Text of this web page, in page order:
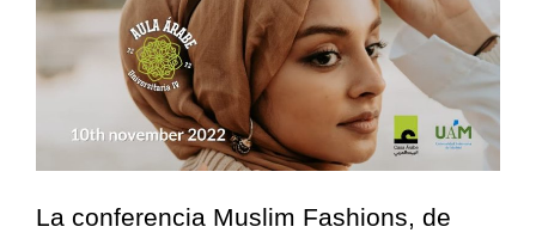
La conferencia Muslim Fashions, de